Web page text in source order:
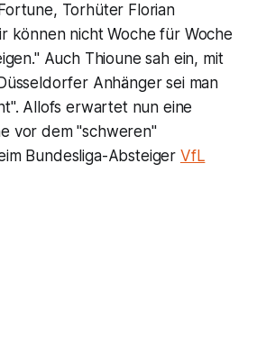
Torhüter Florian
können nicht Woche für Woche
Auch Thioune sah ein, mit
Anhänger sei man
Allofs erwartet nun eine
vor dem "schweren"
Bundesliga-Absteiger VfL